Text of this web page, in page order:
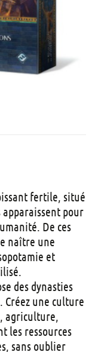
fertile, situé
apparaissent pour
De ces
naître une
et
des dynasties
Créez une culture
agriculture,
les ressources
sans oublier